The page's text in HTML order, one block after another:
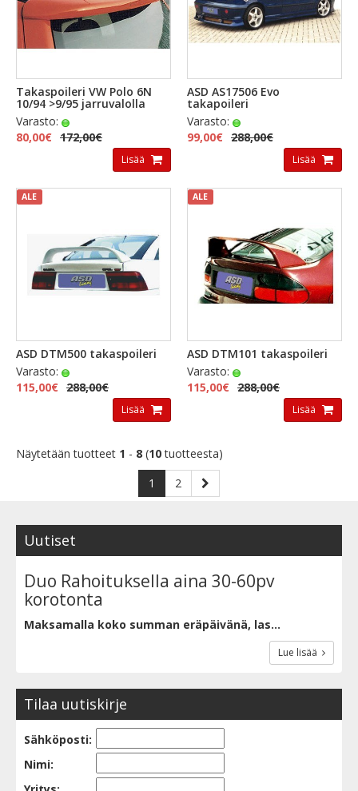
Takaspoileri VW Polo 6N
10/94 >9/95 jarruvalolla
Varasto:
80,00€ 172,00€
Lisää
ASD AS17506 Evo
takapoileri
Varasto:
99,00€ 288,00€
Lisää
ALE
ASD DTM500 takaspoileri
Varasto:
115,00€ 288,00€
Lisää
ALE
ASD DTM101 takaspoileri
Varasto:
115,00€ 288,00€
Lisää
Näytetään tuotteet 1 - 8 (10tuotteesta)
1
2
Uutiset
Duo Rahoituksella aina 30-60pv
korotonta
Maksamalla koko summan eräpäivänä, las...
Lue lisää
Tilaa uutiskirje
Sähköposti:
Nimi: